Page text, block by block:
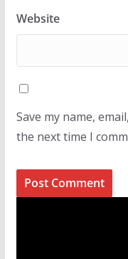
Website
Save my name,
the next time I